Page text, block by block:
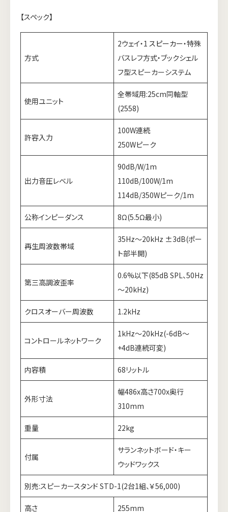
【スペック】
方式
2ウェイ・1 スピーカー・特殊
バスレフ方式・ブックシェル
フ型スピーカーシステム
使用ユニット
全帯域用:25cm同軸型
(2558)
許容入力
100W連続
250Wピーク
出力音圧レベル
90dB/W/1m
110dB/100W/1m
114dB/350Wピーク/1m
公称インピーダンス 8Ω(5.5Ω最小)
再生周波数帯域
35Hz～20kHz ±3dB(ポー
ト部半開)
第三高調波歪率
0.6%以下(85dB SPL、50Hz
～20kHz)
クロスオーバー周波数 1.2kHz
コントロールネットワーク
1kHz～20kHz(-6dB～
+4dB連続可変)
内容積 68リットル
外形寸法
幅486x高さ700x奥行
310mm
重量 22kg
付属
サランネットボード・キー
ウッドワックス
別売:スピーカースタンド STD-1(2台1組、￥56,000)
高さ 255mm